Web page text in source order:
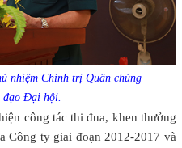
nhiệm Chính trị Quân chủng
đạo Đại hội.
công tác thi đua, khen thưởng
Công ty giai đoạn 2012-2017 và